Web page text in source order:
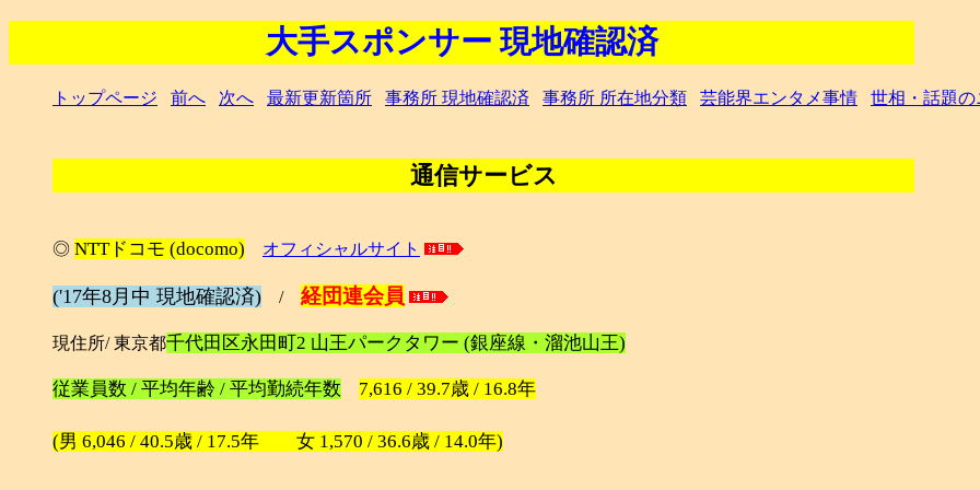
大手スポンサー 現地確認済
トップページ 前へ 次へ 最新更新箇所 事務所 現地確認済 事務所 所在地分類 芸能界エンタメ事情 世相・話題の
通信サービス
◎ NTTドコモ (docomo) オフィシャルサイト
('17年8月中 現地確認済) / 経団連会員
現住所/ 東京都千代田区永田町2 山王パークタワー (銀座線・溜池山王)
従業員数 / 平均年齢 / 平均勤続年数 7,616 / 39.7歳 / 16.8年
(男 6,046 / 40.5歳 / 17.5年 女 1,570 / 36.6歳 / 14.0年)